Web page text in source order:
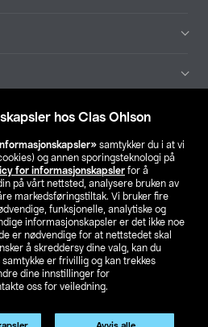
hos Clas Ohlson
samtykker du i at vi
og annen sporingsteknologi på
for informasjonskapsler for å
på vårt nettsted, analysere bruken av
markedsføringstiltak. Vi bruker fire
funksjonelle, analytiske og
informasjonskapsler er det ikke noe
er nødvendige for at nettstedet skal
å skreddersy dine valg, kan du
samtykke er frivillig og kan trekkes
dine innstillinger for
oss for veiledning.
har utgått
din butikk
NO FI
priser ekskl. moms